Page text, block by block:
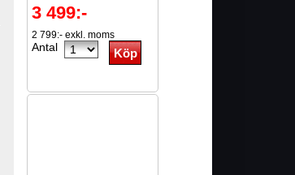
3 499:-
2 799:- exkl. moms
Antal